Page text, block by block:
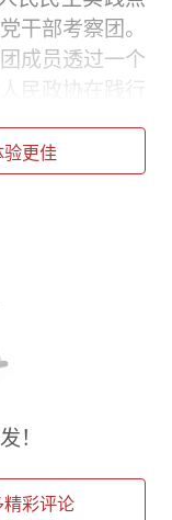
干部考察团。
成员透过一个
民政协在践行
办公厅主任宋
验更佳
！
精彩评论